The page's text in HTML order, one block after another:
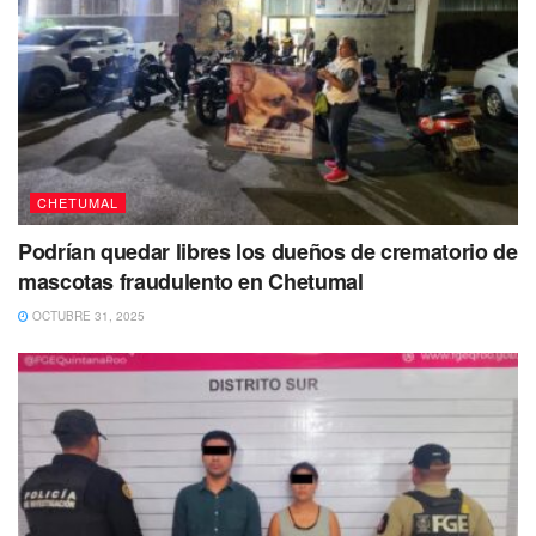
Asimismo elpresidente López Obrador informó que
estará pendiente de que este hospital termine de
equiparsey ofrezca un servicio integral lo más pronto
posible.
Por lo que deberá contar con todo el personal,
enfermeras y principalmente especialistas.
CHETUMAL
Podrían quedar libres los dueños de crematorio de
mascotas fraudulento en Chetumal
OCTUBRE 31, 2025